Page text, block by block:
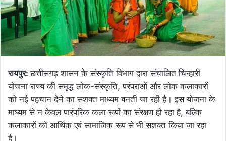
रायपुर:छत्तीसगढ़ शासन के संस्कृति विभाग द्वारा संचालित चिन्हारी
योजना राज्य की समृद्ध लोक-संस्कृति, परंपराओं और लोक कलाकारों
को नई पहचान देने का सशक्त माध्यम बनती जा रही है। इस योजना के
माध्यम से न केवल पारंपरिक कला रूपों का संरक्षण हो रहा है, बल्कि
कलाकारों को आर्थिक एवं सामाजिक रूप से भी सशक्त किया जा रहा
है।